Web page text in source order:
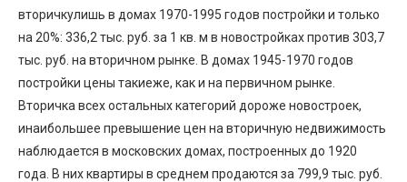
вторичкулишь в домах 1970-1995 годов постройки и только
на 20%: 336,2 тыс. руб. за 1 кв. м в новостройках против 303,7
тыс. руб. на вторичном рынке. В домах 1945-1970 годов
постройки цены такиеже, как и на первичном рынке.
Вторичка всех остальных категорий дороже новостроек,
инаибольшее превышение цен на вторичную недвижимость
наблюдается в московских домах, построенных до 1920
года. В них квартиры в среднем продаются за 799,9 тыс. руб.